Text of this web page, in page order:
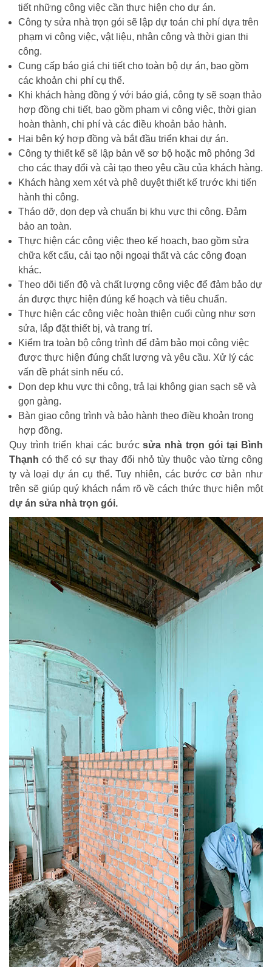
tiết những công việc cần thực hiện cho dự án.
Công ty sửa nhà trọn gói sẽ lập dự toán chi phí dựa trên
phạm vi công việc, vật liệu, nhân công và thời gian thi
công.
Cung cấp báo giá chi tiết cho toàn bộ dự án, bao gồm
các khoản chi phí cụ thể.
Khi khách hàng đồng ý với báo giá, công ty sẽ soạn thảo
hợp đồng chi tiết, bao gồm phạm vi công việc, thời gian
hoàn thành, chi phí và các điều khoản bảo hành.
Hai bên ký hợp đồng và bắt đầu triển khai dự án.
Công ty thiết kế sẽ lập bản vẽ sơ bộ hoặc mô phỏng 3d
cho các thay đổi và cải tạo theo yêu cầu của khách hàng.
Khách hàng xem xét và phê duyệt thiết kế trước khi tiến
hành thi công.
Tháo dỡ, dọn dẹp và chuẩn bị khu vực thi công. Đảm
bảo an toàn.
Thực hiện các công việc theo kế hoạch, bao gồm sửa
chữa kết cấu, cải tạo nội ngoại thất và các công đoạn
khác.
Theo dõi tiến độ và chất lượng công việc để đảm bảo dự
án được thực hiện đúng kế hoạch và tiêu chuẩn.
Thực hiện các công việc hoàn thiện cuối cùng như sơn
sửa, lắp đặt thiết bị, và trang trí.
Kiểm tra toàn bộ công trình để đảm bảo mọi công việc
được thực hiện đúng chất lượng và yêu cầu. Xử lý các
vấn đề phát sinh nếu có.
Dọn dẹp khu vực thi công, trả lại không gian sạch sẽ và
gọn gàng.
Bàn giao công trình và bảo hành theo điều khoản trong
hợp đồng.
Quy trình triển khai các bướcsửa nhà trọn gói tại Bình
Thạnh có thể có sự thay đổi nhỏ tùy thuộc vào từng công
ty và loại dự án cụ thể. Tuy nhiên, các bước cơ bản như
trên sẽ giúp quý khách nắm rõ về cách thức thực hiện một
dự án sửa nhà trọn gói.